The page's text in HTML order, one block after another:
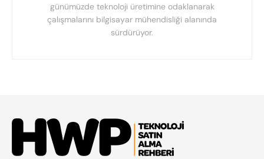
günümüzde teknoloji üretimine odaklanarak
çalışmalarını bilgisayar mühendisliği alanında
sürdürüyor.